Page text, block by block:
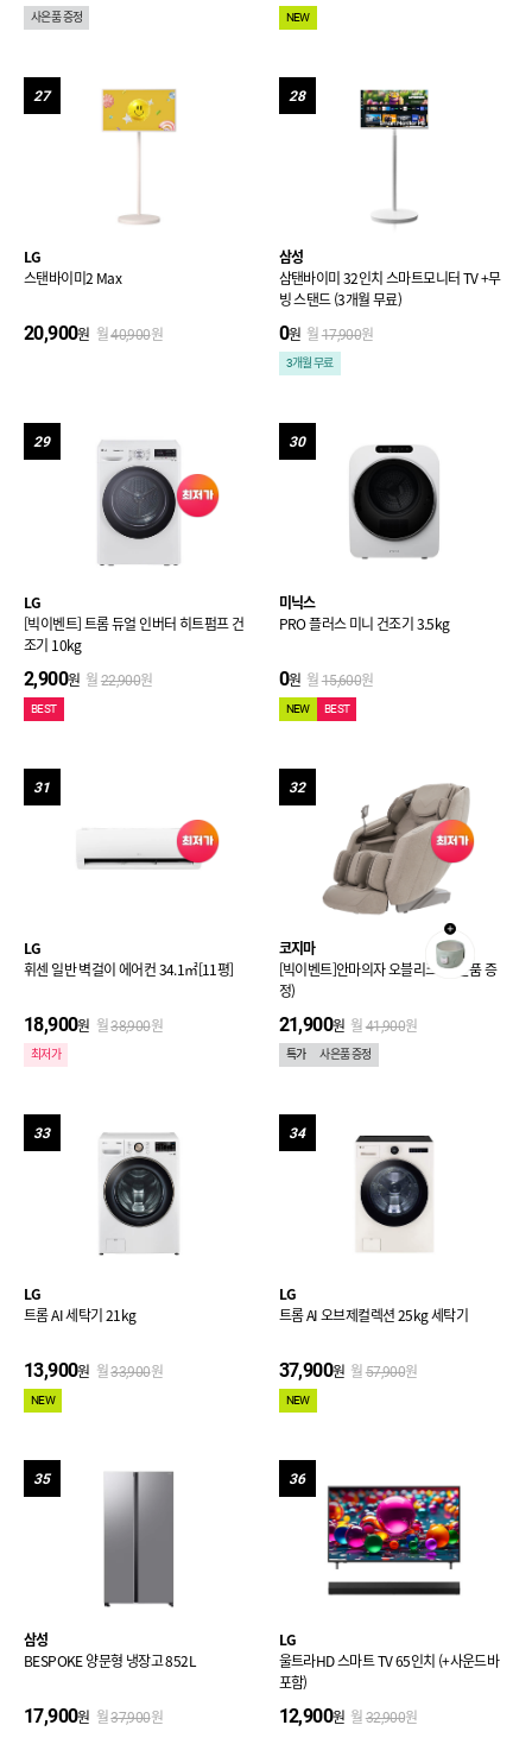
사은품 증정 NEW
27
LG
스탠바이미2 Max
20,900원 월40,900원
28
삼성
삼탠바이미 32인치 스마트모니터 TV +무
빙 스탠드 (3개월 무료)
0원 월17,900원
3개월 무료
29
LG
[빅이벤트] 트롬 듀얼 인버터 히트펌프 건
조기 10kg
2,900원 월 22,900원
BEST
30
미닉스
PRO 플러스 미니 건조기 3.5kg
0원 월15,600원
NEW BEST
31
LG
휘센 일반 벽걸이 에어컨 34.1㎡[11평]
18,900원 월38,900원
최저가
32
코지마
[빅이벤트]안마의자 오블리크 (사은품 증
정)
21,900원 월41,900원
특가 사은품 증정
33
LG
트롬 AI 세탁기 21kg
13,900원 월33,900원
NEW
34
LG
트롬 AI 오브제컬렉션 25kg 세탁기
37,900원 월57,900원
NEW
35
삼성
BESPOKE 양문형 냉장고 852L
17,900원 월37,900원
36
LG
울트라HD 스마트 TV 65인치 (+사운드바
포함)
12,900원 월32,900원